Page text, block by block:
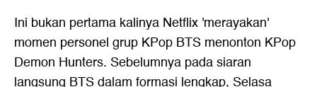
Ini bukan pertama kalinya Netflix 'merayakan'
momen personel grup KPop BTS menonton KPop
Demon Hunters. Sebelumnya pada siaran
langsung BTS dalam formasi lengkap, Selasa